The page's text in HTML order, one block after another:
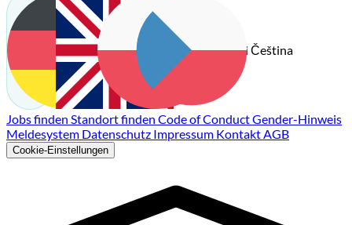
Deutsch EnglishPolski Čeština
Jobs finden Standort finden Code of ConductGender-Hinweis
Meldesystem Datenschutz Impressum KontaktAGB
Cookie-Einstellungen